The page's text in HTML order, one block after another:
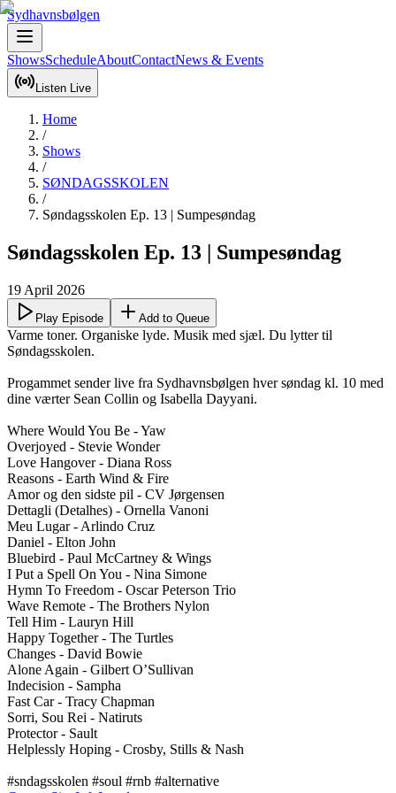
Sydhavnsbølgen
ShowsScheduleAboutContactNews & Events
Listen Live
Home
/
Shows
/
SØNDAGSSKOLEN
/
Søndagsskolen Ep. 13 | Sumpesøndag
Søndagsskolen Ep. 13 | Sumpesøndag
19 April 2026
Play Episode Add to Queue
Varme toner. Organiske lyde. Musik med sjæl. Du lytter til
Søndagsskolen.
Progammet sender live fra Sydhavnsbølgen hver søndag kl. 10 med
dine værter Sean Collin og Isabella Dayyani.
Where Would You Be - Yaw
Overjoyed - Stevie Wonder
Love Hangover - Diana Ross
Reasons - Earth Wind & Fire
Amor og den sidste pil - CV Jørgensen
Dettagli (Detalhes) - Ornella Vanoni
Meu Lugar - Arlindo Cruz
Daniel - Elton John
Bluebird - Paul McCartney & Wings
I Put a Spell On You - Nina Simone
Hymn To Freedom - Oscar Peterson Trio
Wave Remote - The Brothers Nylon
Tell Him - Lauryn Hill
Happy Together - The Turtles
Changes - David Bowie
Alone Again - Gilbert O’Sullivan
Indecision - Sampha
Fast Car - Tracy Chapman
Sorri, Sou Rei - Natiruts
Protector - Sault
Helplessly Hoping - Crosby, Stills & Nash
#sndagsskolen #soul #rnb #alternative